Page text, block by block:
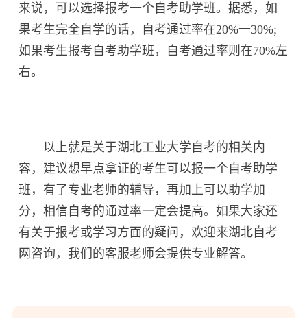
来说，可以选择报考一个自考助学班。据悉，如
果考生完全自学的话，自考通过率在20%一30%;
如果考生报考自考助学班，自考通过率则在70%左
右。
以上就是关于湖北工业大学自考的相关内
容，建议想早点拿证的考生可以报一个自考助学
班，有了专业老师的辅导，再加上可以助学加
分，相信自考的通过率一定会提高。如果大家还
有关于报考或学习方面的疑问，欢迎来湖北自考
网咨询，我们的客服老师会提供专业解答。